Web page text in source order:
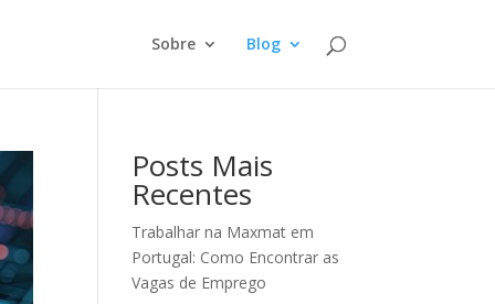
Sobre Blog
Posts Mais
Recentes
Trabalhar na Maxmat em
Portugal: Como Encontrar as
Vagas de Emprego